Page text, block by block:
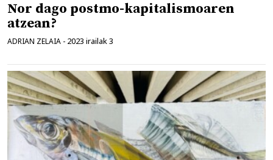
Nor dago postmo-kapitalismoaren
atzean?
ADRIAN ZELAIA - 2023 irailak 3